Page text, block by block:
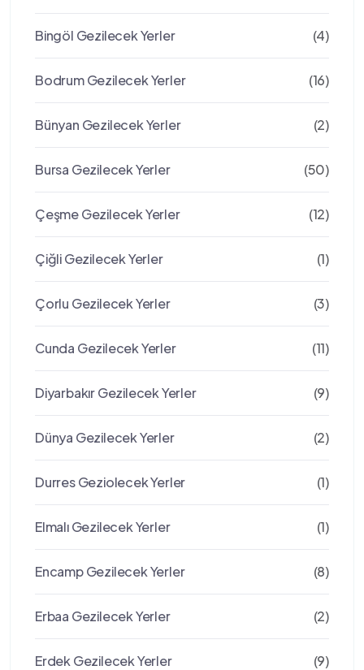
Bingöl Gezilecek Yerler (4)
Bodrum Gezilecek Yerler (16)
Bünyan Gezilecek Yerler (2)
Bursa Gezilecek Yerler (50)
Çeşme Gezilecek Yerler (12)
Çiğli Gezilecek Yerler (1)
Çorlu Gezilecek Yerler (3)
Cunda Gezilecek Yerler (11)
Diyarbakır Gezilecek Yerler (9)
Dünya Gezilecek Yerler (2)
Durres Geziolecek Yerler (1)
Elmalı Gezilecek Yerler (1)
Encamp Gezilecek Yerler (8)
Erbaa Gezilecek Yerler (2)
Erdek Gezilecek Yerler (9)